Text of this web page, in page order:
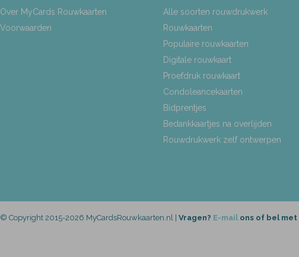
Over MyCards Rouwkaarten
Voorwaarden
Alle soorten rouwdrukwerk
Rouwkaarten
Populaire rouwkaarten
Digitale rouwkaart
Proefdruk rouwkaart
Condoleancekaarten
Bidprentjes
Bedankkaartjes na overlijden
Rouwdrukwerk zelf ontwerpen
© Copyright 2015-2026 MyCardsRouwkaarten.nl | Vragen? E-mail ons of bel met